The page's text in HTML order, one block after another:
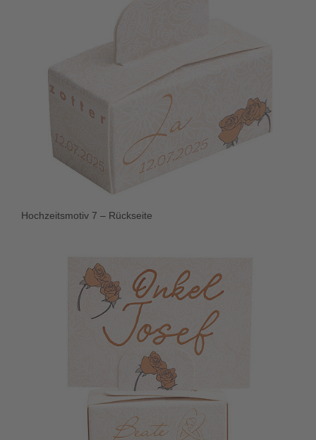
Hochzeitsmotiv 7 – Rückseite